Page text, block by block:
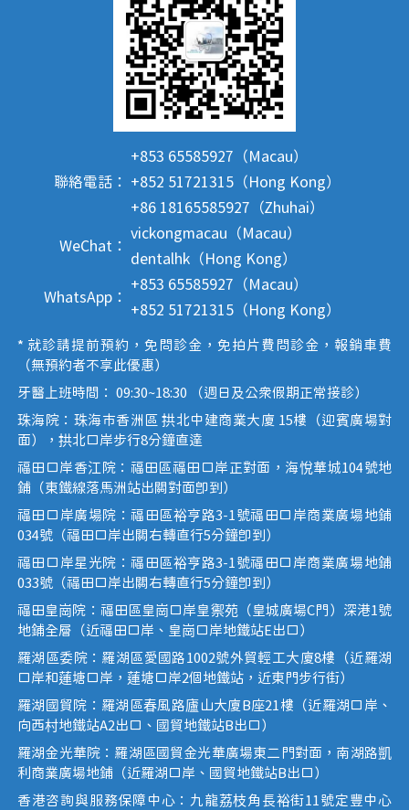
聯絡電話：
+853 65585927（Macau）
+852 51721315（Hong Kong）
+86 18165585927（Zhuhai）
WeChat：
vickongmacau（Macau）
dentalhk（Hong Kong）
WhatsApp：
+853 65585927（Macau）
+852 51721315（Hong Kong）
* 就診請提前預約，免問診金，免拍片費問診金，報銷車費
（無預約者不享此優惠）
牙醫上班時間： 09:30~18:30 （週日及公眾假期正常接診）
珠海院：珠海市香洲區 拱北中建商業大廈 15樓（迎賓廣場對
面），拱北口岸步行8分鐘直達
福田口岸香江院：福田區福田口岸正對面，海悅華城104號地
鋪（東鐵線落馬洲站出關對面即到）
福田口岸廣場院：福田區裕亨路3-1號福田口岸商業廣場地鋪
034號（福田口岸出關右轉直行5分鐘即到）
福田口岸星光院：福田區裕亨路3-1號福田口岸商業廣場地鋪
033號（福田口岸出關右轉直行5分鐘即到）
福田皇崗院：福田區皇崗口岸皇禦苑（皇城廣場C門）深港1號
地鋪全層（近福田口岸、皇崗口岸地鐵站E出口）
羅湖區委院：羅湖區愛國路1002號外貿輕工大廈8樓（近羅湖
口岸和蓮塘口岸，蓮塘口岸2個地鐵站，近東門步行街）
羅湖國貿院：羅湖區春風路廬山大廈B座21樓（近羅湖口岸、
向西村地鐵站A2出口、國貿地鐵站B出口）
羅湖金光華院：羅湖區國貿金光華廣場東二門對面，南湖路凱
利商業廣場地鋪（近羅湖口岸、國貿地鐵站B出口）
香港咨詢與服務保障中心：九龍荔枝角長裕街11號定豐中心